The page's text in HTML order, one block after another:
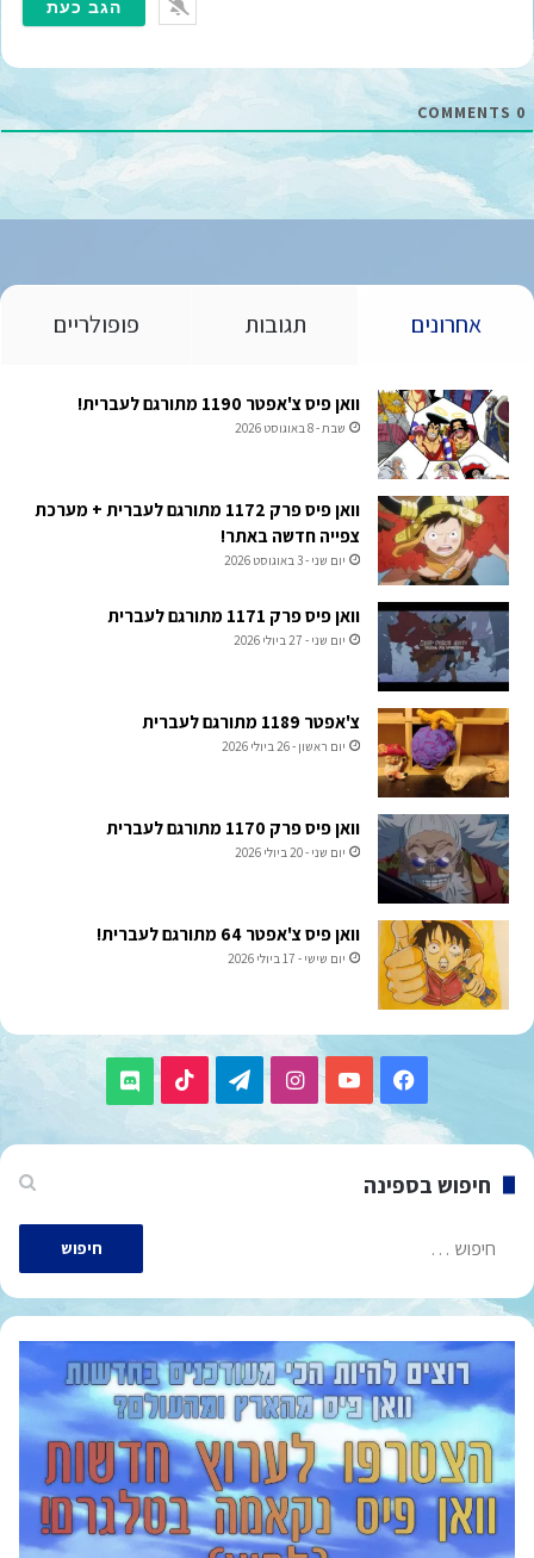
ל
0
אחרונים תגובות פופולריים
וואן פיס צ'אפטר 1190 מתורגם לעברית!
שבת - 8 באוגוסט 2026
וואן פיס פרק 1172 מתורגם לעברית + מערכת
צפייה חדשה באתר!
יום שני - 3 באוגוסט 2026
וואן פיס פרק 1171 מתורגם לעברית
יום שני - 27 ביולי 2026
צ'אפטר 1189 מתורגם לעברית
יום ראשון - 26 ביולי 2026
וואן פיס פרק 1170 מתורגם לעברית
יום שני - 20 ביולי 2026
וואן פיס צ'אפטר 64 מתורגם לעברית!
יום שישי - 17 ביולי 2026
Facebook
YouTube
Instagram
Telegram
TikTok
Discord
חיפוש בספינה
חיפוש: